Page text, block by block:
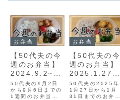
お弁当
【50代夫の今
週のお弁当】
2024.9.2~9.
6と無印ポリ
エチレン袋
50代夫の9月2日
から9月6日までの
1週間のお弁当で
お弁当
【50代夫の今
週のお弁当】
2025.1.27~1
.31
50代夫の2025年
1月27日から1月
31日までのお弁当